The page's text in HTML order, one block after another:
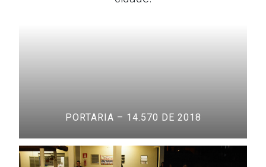
PORTARIA – 14.570 DE 2018